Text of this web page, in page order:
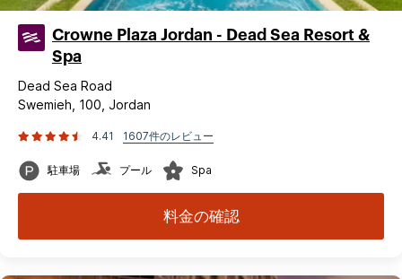
Crowne Plaza Jordan - Dead Sea Resort &
Spa
Dead Sea Road
Swemieh, 100, Jordan
4.41 1607件のレビュー
駐車場 プール Spa
料金の確認